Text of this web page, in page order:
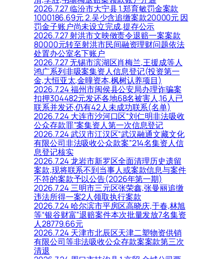
2026.7.27 临汾市大宁县 1.郑育敏罚金案款
1000186.69元 2.吴少含追缴案款20000元 因
罚金子账户尚未设立完成,提存公示
2026.7.27 射洪市文映傚责令退赔一案案款
80000元转至射洪市民间融资理财问题依法
处置办公室名下账户
2026.7.27 无锡市滨湖区肖梅兰,王援成等人
鸿广系列非吸案集资人信息登记(投资第一
金,大恒亚太,金曈资本,枫树认养项目)
2026.7.24 福州市闽侯县公安局办理诈骗案
扣押304482元发还各地68名被害人,16人已
联系并发还,仍有42人未成功联系(名单)
2026.7.24 大连市沙河口区“刘仁明非法吸收
公众存款罪”案集资人第一次信息登记
2026.7.24 武汉市江汉区“武汉融通文藏文化
有限公司非法吸收公众款案”214名集资人信
息登记核实
2026.7.24 龙岩市新罗区全面清理历史遗留
案款,现将联系不到当事人或案款信息与案件
不符的案款予以公告(2026年第一期)
2026.7.24 三明市三元区张荣鑫,张曼丽追缴
违法所得一案2人领取执行案款
2026.7.24 哈尔滨市平房区高晓庆,于春,林旭
等“银谷财富”退赔案件本次批量发放7名集资
人28779.66元
2026.7.24 天津市北辰区天津二塑物资供销
有限公司等非法吸收公众存款案案款第三次
清退